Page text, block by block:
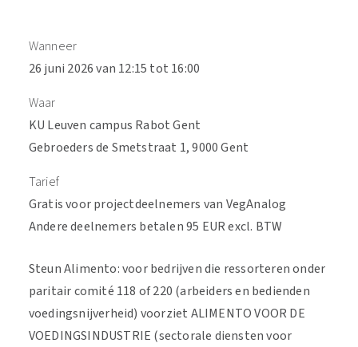
Wanneer
26 juni 2026 van 12:15 tot 16:00
Waar
KU Leuven campus Rabot Gent
Gebroeders de Smetstraat 1, 9000 Gent
Tarief
Gratis voor projectdeelnemers van VegAnalog
Andere deelnemers betalen 95 EUR excl. BTW
Steun Alimento: voor bedrijven die ressorteren onder
paritair comité 118 of 220 (arbeiders en bedienden
voedingsnijverheid) voorziet ALIMENTO VOOR DE
VOEDINGSINDUSTRIE (sectorale diensten voor